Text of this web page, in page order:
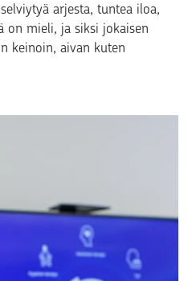
arjesta, tuntea iloa,
on mieli, ja siksi jokaisen
keinoin, aivan kuten